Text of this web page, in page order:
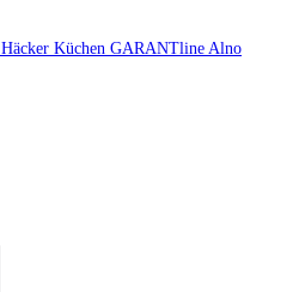
Häcker Küchen GARANTline Alno